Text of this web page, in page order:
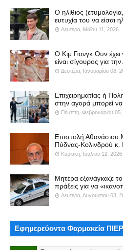
Ο ηλίθιος
ευτυχία του να είσαι
Δευτέρα, Μαΐου 11, 2026
Ο Κιμ Γιονγκ Ουν έχει
είναι σίγουρος για
Δευτέρα, Ιανουαρίου 08,
Επιχειρηματίας ή
στην αγορά μπορεί
Πέμπτη, Φεβρουαρίου
Επιστολή
Πύδνας-Κολινδρού κ.
Κυριακή, Ιουλίου 12, 2026
Μητέρα εξανάγκαζε
πράξεις για να
Δευτέρα, Αυγούστου 03,
Εφημερεύοντα Φαρμακεία